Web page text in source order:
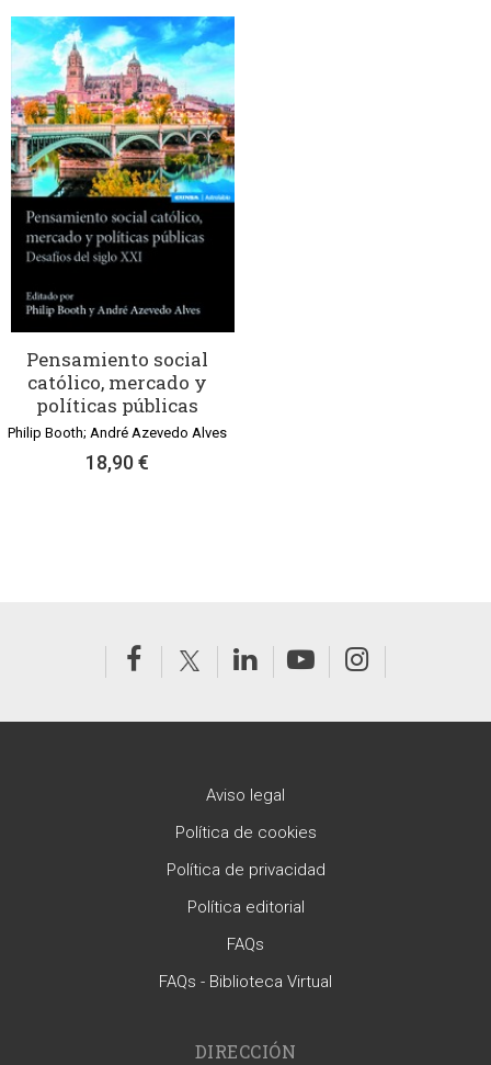
Pensamiento social
católico, mercado y
políticas públicas
Philip Booth; André Azevedo Alves
18,90 €
Aviso legal
Política de cookies
Política de privacidad
Política editorial
FAQs
FAQs - Biblioteca Virtual
DIRECCIÓN